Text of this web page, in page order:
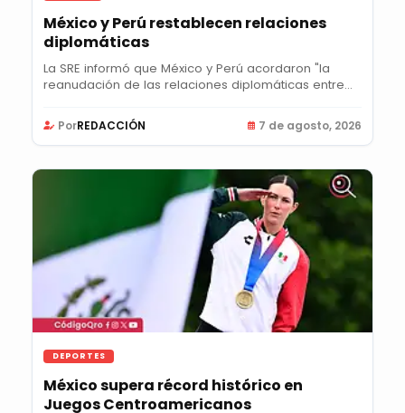
México y Perú restablecen relaciones
diplomáticas
La SRE informó que México y Perú acordaron "la
reanudación de las relaciones diplomáticas entre...
PorREDACCIÓN 7 de agosto, 2026
DEPORTES
México supera récord histórico en
Juegos Centroamericanos